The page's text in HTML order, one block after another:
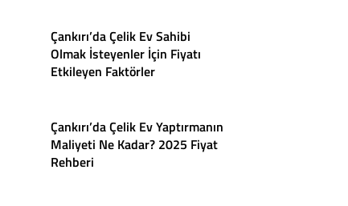
Çankırı’da Çelik Ev Sahibi
Olmak İsteyenler İçin Fiyatı
Etkileyen Faktörler
Çankırı’da Çelik Ev Yaptırmanın
Maliyeti Ne Kadar? 2025 Fiyat
Rehberi